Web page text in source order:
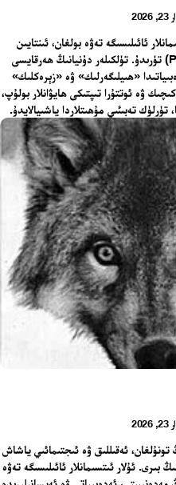
2026
ئائىلىسىگە تەۋە بولغان، ئىنتايىن
چاققان ۋە ئەقىللىق يىرتقۇچىلار (Predators) تۈرىدۇ. تۈلكىلەر دۇنيانىڭ ھەرقايسى
«ھىيلىگەرلىك» ۋە «زېرەكلىك»
ۋە ئوتتۇرا تىپتىكى ھايۋانلار بولۇپ،
تەبىئىي مۇھىتلاردا ياشىيالايدۇ.
2026
ئەقىللىق ۋە ئىجتىمائىي ياشاش
بىرى. ئۇلار ئىتسىمانلار ئائىلىسىگە تەۋە